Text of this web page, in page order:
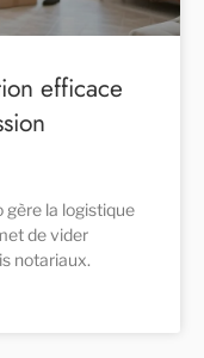
efficace
gère la logistique
de vider
notariaux.